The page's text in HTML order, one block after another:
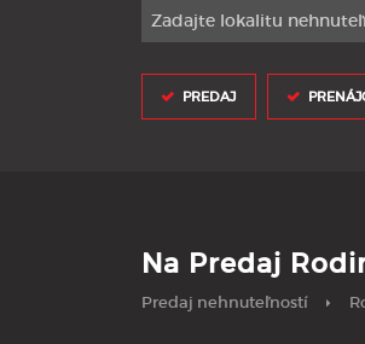
Zadajte lokalitu
PREDAJ
Na Predaj
Predaj nehnuteľností